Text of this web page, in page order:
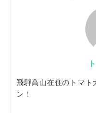
飛騨高山在住のトマト
ン！